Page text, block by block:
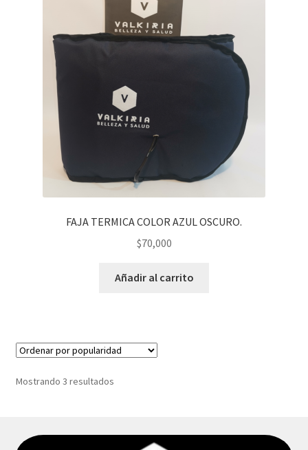
FAJA TERMICA COLOR AZUL OSCURO.
$70,000
Añadir al carrito
Mostrando 3 resultadosSorted